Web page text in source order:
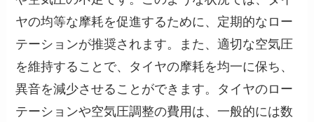
ヤの均等な摩耗を促進するために、定期的なロー
テーションが推奨されます。また、適切な空気圧
を維持することで、タイヤの摩耗を均一に保ち、
異音を減少させることができます。タイヤのロー
テーションや空気圧調整の費用は、一般的には数